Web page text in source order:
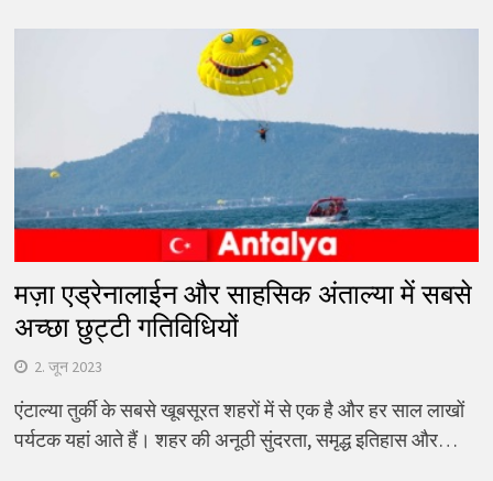
मज़ा एड्रेनालाईन और साहसिक अंताल्या में सबसे
अच्छा छुट्टी गतिविधियों
2. जून 2023
एंटाल्या तुर्की के सबसे खूबसूरत शहरों में से एक है और हर साल लाखों
पर्यटक यहां आते हैं। शहर की अनूठी सुंदरता, समृद्ध इतिहास और…